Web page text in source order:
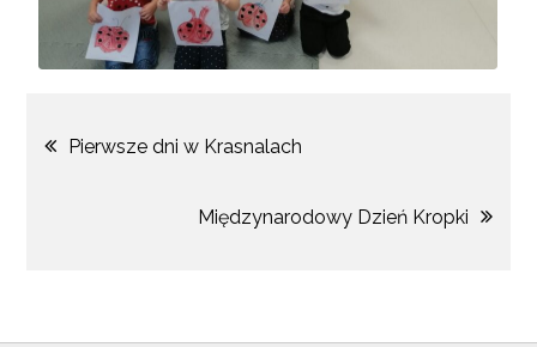
Pierwsze dni w Krasnalach
Międzynarodowy Dzień Kropki